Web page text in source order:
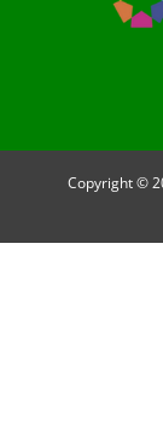
Copyright ©